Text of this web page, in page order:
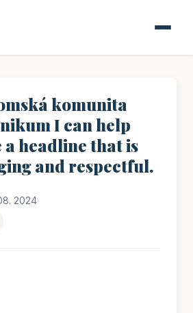
komunita
I can help
a headline that is
and respectful.
2024